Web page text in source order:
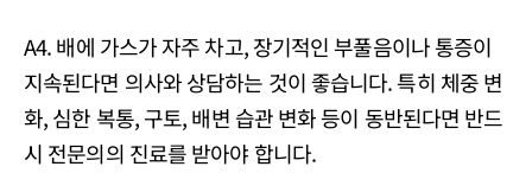
A4. 배에 가스가 자주 차고, 장기적인 부풀음이나 통증이
지속된다면 의사와 상담하는 것이 좋습니다. 특히 체중 변
화, 심한 복통, 구토, 배변 습관 변화 등이 동반된다면 반드
시 전문의의 진료를 받아야 합니다.